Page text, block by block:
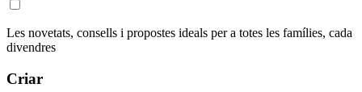
Les novetats, consells i propostes ideals per a totes les famílies, cada
divendres
Criar